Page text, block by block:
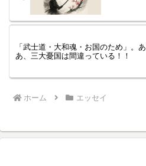
「武士道・大和魂・お国のため」。あ
あ、三大憂国は間違っている！！
ホーム エッセイ